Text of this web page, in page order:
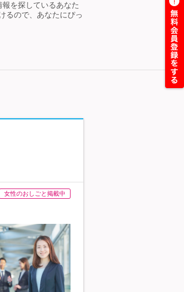
を探しているあなた
るので、あなたにぴっ
女性のおしごと掲載中